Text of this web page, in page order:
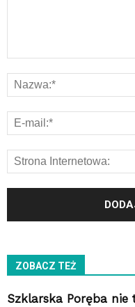
ZOBACZ TEŻ
Szklarska Poręba